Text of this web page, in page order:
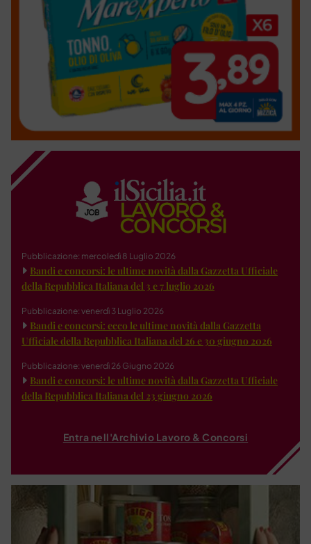
Pubblicazione: mercoledì 8 Luglio 2026
Bandi e concorsi: le ultime novità dalla Gazzetta Ufficiale
della Repubblica Italiana del 3 e 7 luglio 2026
Pubblicazione: venerdì 3 Luglio 2026
Bandi e concorsi: ecco le ultime novità dalla Gazzetta
Ufficiale della Repubblica Italiana del 26 e 30 giugno 2026
Pubblicazione: venerdì 26 Giugno 2026
Bandi e concorsi: le ultime novità dalla Gazzetta Ufficiale
della Repubblica Italiana del 23 giugno 2026
Entra nell'Archivio Lavoro & Concorsi